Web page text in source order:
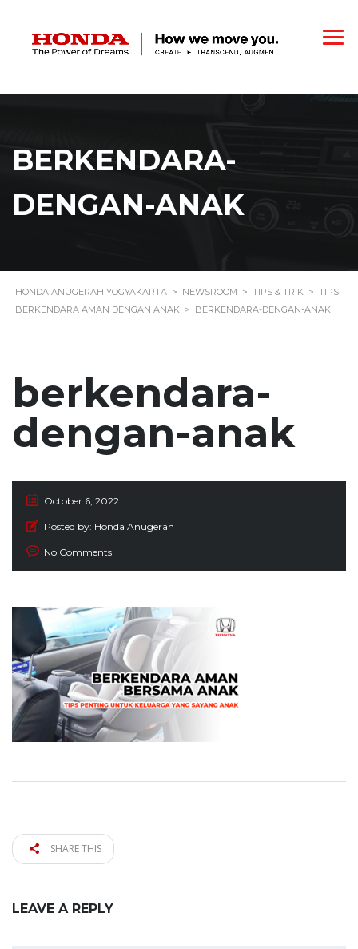
BERKENDARA-
DENGAN-ANAK
HONDA ANUGERAH YOGYAKARTA > NEWSROOM > TIPS & TRIK > TIPS
BERKENDARA AMAN DENGAN ANAK > BERKENDARA-DENGAN-ANAK
berkendara-
dengan-anak
October 6, 2022
Posted by: Honda Anugerah
No Comments
SHARE THIS
LEAVE A REPLY